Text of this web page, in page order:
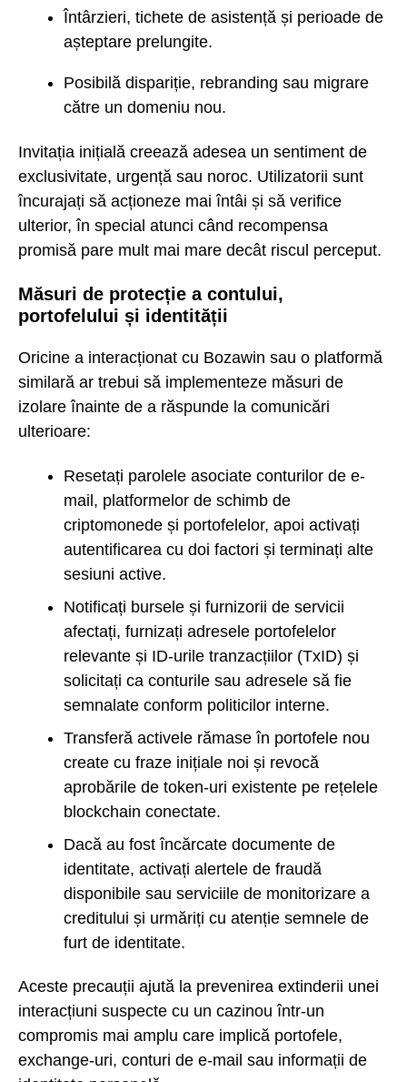
Întârzieri, tichete de asistență și perioade de
așteptare prelungite.
Posibilă dispariție, rebranding sau migrare
către un domeniu nou.
Invitația inițială creează adesea un sentiment de
exclusivitate, urgență sau noroc. Utilizatorii sunt
încurajați să acționeze mai întâi și să verifice
ulterior, în special atunci când recompensa
promisă pare mult mai mare decât riscul perceput.
Măsuri de protecție a contului,
portofelului și identității
Oricine a interacționat cu Bozawin sau o platformă
similară ar trebui să implementeze măsuri de
izolare înainte de a răspunde la comunicări
ulterioare:
Resetați parolele asociate conturilor de e-
mail, platformelor de schimb de
criptomonede și portofelelor, apoi activați
autentificarea cu doi factori și terminați alte
sesiuni active.
Notificați bursele și furnizorii de servicii
afectați, furnizați adresele portofelelor
relevante și ID-urile tranzacțiilor (TxID) și
solicitați ca conturile sau adresele să fie
semnalate conform politicilor interne.
Transferă activele rămase în portofele nou
create cu fraze inițiale noi și revocă
aprobările de token-uri existente pe rețelele
blockchain conectate.
Dacă au fost încărcate documente de
identitate, activați alertele de fraudă
disponibile sau serviciile de monitorizare a
creditului și urmăriți cu atenție semnele de
furt de identitate.
Aceste precauții ajută la prevenirea extinderii unei
interacțiuni suspecte cu un cazinou într-un
compromis mai amplu care implică portofele,
exchange-uri, conturi de e-mail sau informații de